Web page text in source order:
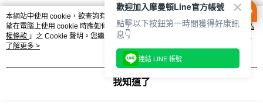
熱門標籤
本網站中使用 cookie，欲查詢有關本網站使用 cookie 方式之詳情，及若您不希
望在電腦上使用 cookie 時應如何變更電腦的 cookie 設定，請參閱本網站「
隱私
權條款 」之 Cookie 聲明。您繼續使用本網站即表示您同意本公司得按本網站使
用條款之 Cookie 聲明使用 cookie。
了解更多 >
我知道了
歡迎加入摩曼頓Line官方帳號
點擊以下按鈕第一時間獲得好康訊
息👇
連結 LINE 帳號